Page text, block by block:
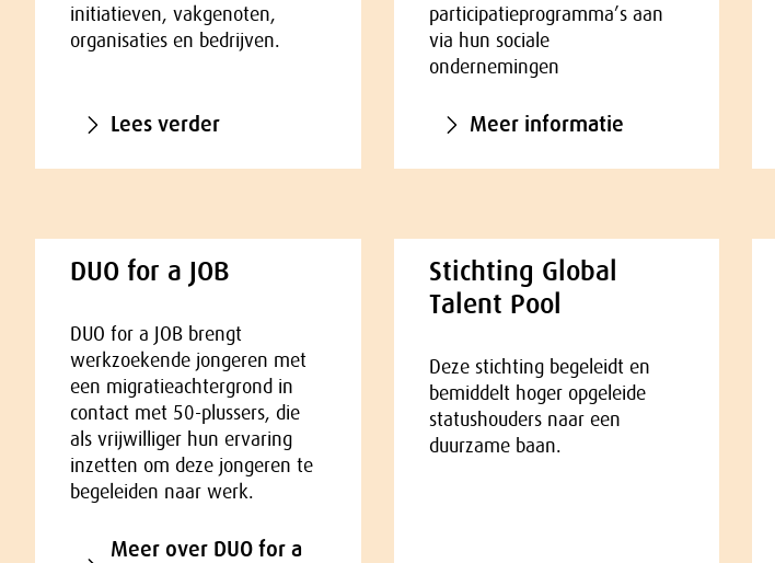
initiatieven, vakgenoten,
organisaties en bedrijven.
Lees verder
participatieprogramma’s aan
via hun sociale
ondernemingen
Meer informatie
DUO for a JOB
DUO for a JOB brengt
werkzoekende jongeren met
een migratieachtergrond in
contact met 50-plussers, die
als vrijwilliger hun ervaring
inzetten om deze jongeren te
begeleiden naar werk.
Meer over DUO for a
Stichting Global
Talent Pool
Deze stichting begeleidt en
bemiddelt hoger opgeleide
statushouders naar een
duurzame baan.